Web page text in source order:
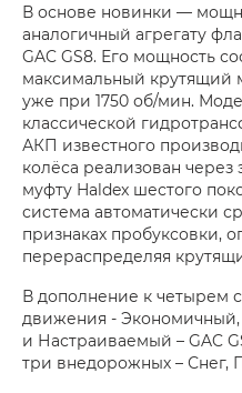
В основе новинки —
аналогичный агрегату
GAC GS8. Его мощность
максимальный крутящий
уже при 1750 об/мин.
классической
АКП известного
колёса реализован
муфту Haldex шестого
система автоматически
признаках пробуксовки,
перераспределяя
В дополнение к четырем
движения -
и Настраиваемый – GAC
три внедорожных – Снег,